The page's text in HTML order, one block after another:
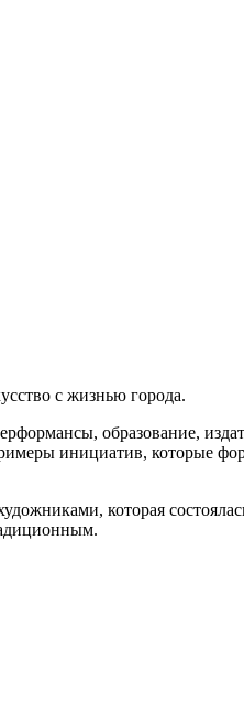
с жизнью города.
образование,
инициатив, которые
которая